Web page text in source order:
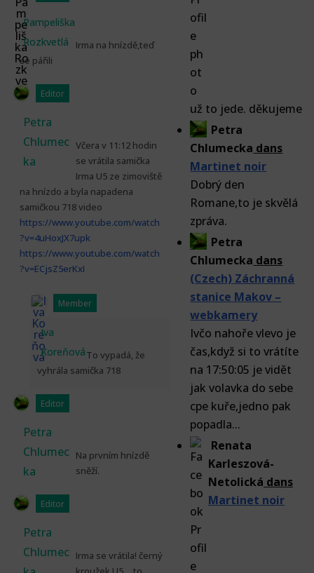
už to jede. děkujeme
Petra
Chlumecka dans
Martinet noir
Dobrý den
Romane,to je skvělá
zpráva.
Petra
Chlumecka dans
(Czech) Záchranná
stanice Makov –
webkamery
Ivčo nahoře vlevo je
čas,když si to vrátíte
na 17:50:05 je vidět
jak volavka do sebe
cpe kuře,jedno pak
popadla...
Renata
Karleszová-
Netolická dans
Martinet noir
Pampeliška
Rozkvetlá
Irma na hnízdě,teď
se pářili
Editor
Petra
Chlumec
ka
Včera v 11:12 hodin
se vrátila samička
Irma U5 ze zimoviště
na hnízdo a byla napadena
samičkou 718 video
https://www.youtube.com/watch
?v=4uHoxJX7upk
https://www.youtube.com/watch
?v=ECjsZ5erKxI
Member
Iva
KoreňováTo vypadá, že
vyhrála samička 718
Editor
Petra
Chlumec
ka
Na prvním hnízdě
sněží.
Editor
Petra
Chlumec Irma se vrátila! černý